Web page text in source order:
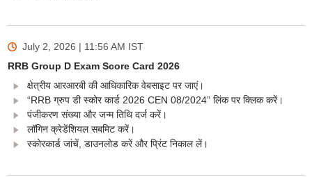
July 2, 2026 | 11:56 AM IST
RRB Group D Exam Score Card 2026
क्षेत्रीय आरआरबी की आधिकारिक वेबसाइट पर जाएं।
“RRB ग्रुप डी स्कोर कार्ड 2026 CEN 08/2024” लिंक पर क्लिक करें।
पंजीकरण संख्या और जन्म तिथि दर्ज करें।
लॉगिन क्रेडेंशियल सबमिट करें।
स्कोरकार्ड जांचें, डाउनलोड करें और प्रिंट निकाल लें।